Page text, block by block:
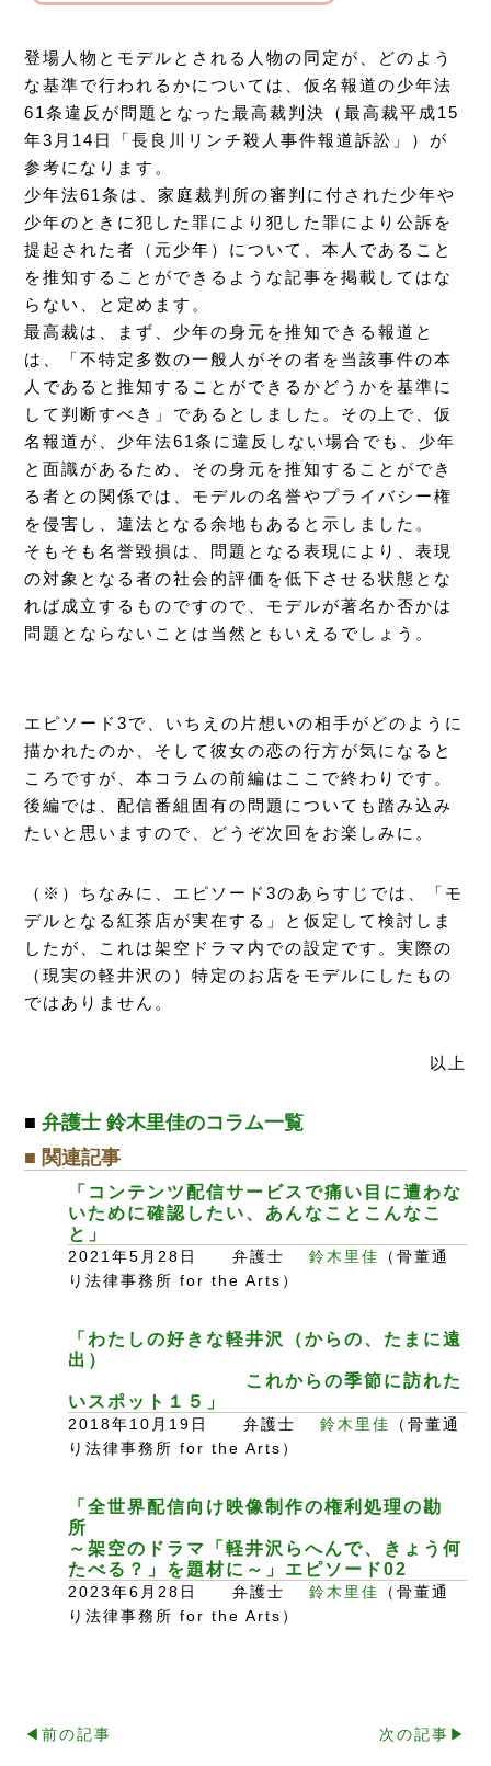
登場人物とモデルとされる人物の同定が、どのよう
な基準で行われるかについては、仮名報道の少年法
61条違反が問題となった最高裁判決（最高裁平成15
年3月14日「長良川リンチ殺人事件報道訴訟」）が
参考になります。
少年法61条は、家庭裁判所の審判に付された少年や
少年のときに犯した罪により犯した罪により公訴を
提起された者（元少年）について、本人であること
を推知することができるような記事を掲載してはな
らない、と定めます。
最高裁は、まず、少年の身元を推知できる報道と
は、「不特定多数の一般人がその者を当該事件の本
人であると推知することができるかどうかを基準に
して判断すべき」であるとしました。その上で、仮
名報道が、少年法61条に違反しない場合でも、少年
と面識があるため、その身元を推知することができ
る者との関係では、モデルの名誉やプライバシー権
を侵害し、違法となる余地もあると示しました。
そもそも名誉毀損は、問題となる表現により、表現
の対象となる者の社会的評価を低下させる状態とな
れば成立するものですので、モデルが著名か否かは
問題とならないことは当然ともいえるでしょう。
エピソード3で、いちえの片想いの相手がどのように
描かれたのか、そして彼女の恋の行方が気になると
ころですが、本コラムの前編はここで終わりです。
後編では、配信番組固有の問題についても踏み込み
たいと思いますので、どうぞ次回をお楽しみに。
（※）ちなみに、エピソード3のあらすじでは、「モ
デルとなる紅茶店が実在する」と仮定して検討しま
したが、これは架空ドラマ内での設定です。実際の
（現実の軽井沢の）特定のお店をモデルにしたもの
ではありません。
以上
■ 弁護士 鈴木里佳のコラム一覧
■ 関連記事
「コンテンツ配信サービスで痛い目に遭わな
いために確認したい、あんなことこんなこ
と」
2021年5月28日 弁護士 鈴木里佳
（骨董通
り法律事務所 for the Arts）
「わたしの好きな軽井沢（からの、たまに遠
出）
これからの季節に訪れた
いスポット１５」
2018年10月19日 弁護士 鈴木里佳
（骨董通
り法律事務所 for the Arts）
「全世界配信向け映像制作の権利処理の勘
所
～架空のドラマ「軽井沢らへんで、きょう何
たべる？」を題材に～」エピソード02
2023年6月28日 弁護士 鈴木里佳
（骨董通
り法律事務所 for the Arts）
◀︎前の記事 次の記事▶︎